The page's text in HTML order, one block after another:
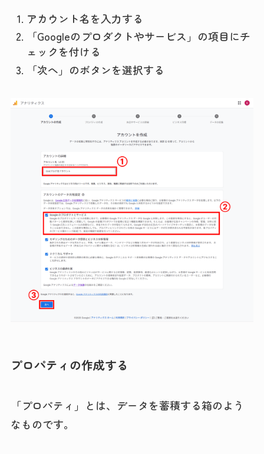
アカウント名を入力する
「Googleのプロダクトやサービス」の項目にチ
ェックを付ける
「次へ」のボタンを選択する
プロパティの作成する
「プロパティ」とは、データを蓄積する箱のよう
なものです。